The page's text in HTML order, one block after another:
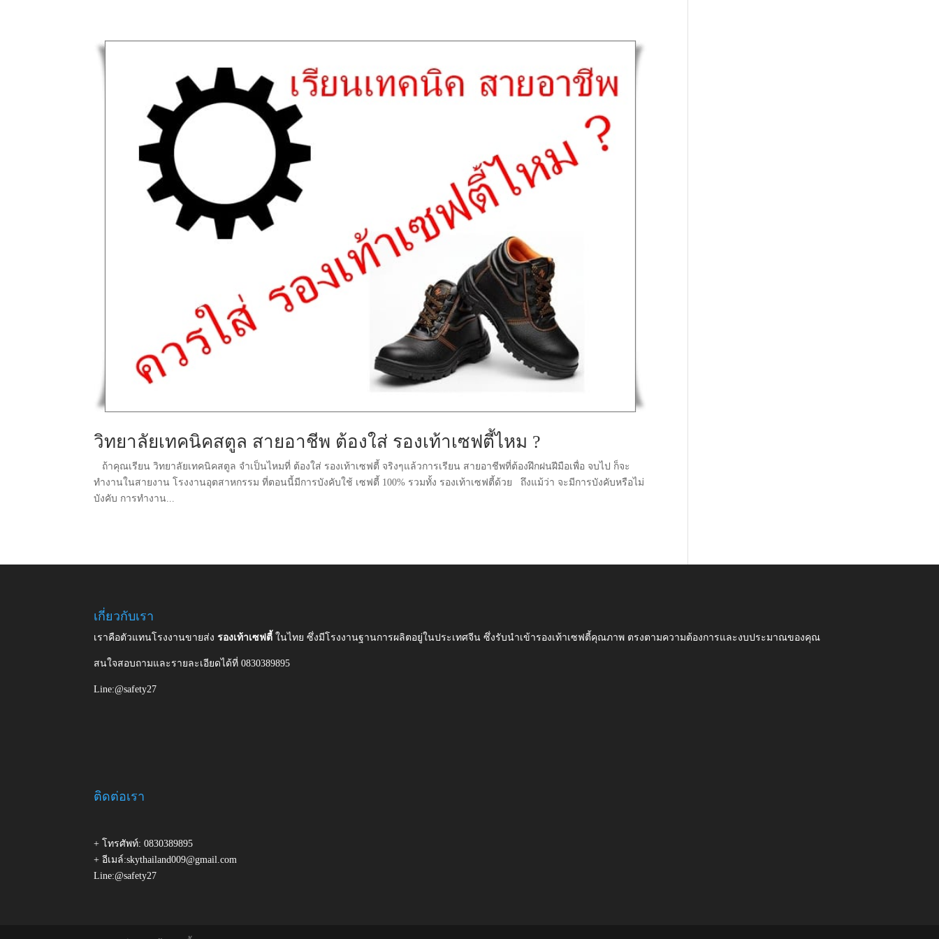
วิทยาลัยเทคนิคสตูล สายอาชีพ ต้องใส่ รองเท้าเซฟตี้ไหม ?
ถ้าคุณเรียน วิทยาลัยเทคนิคสตูล จำเป็นไหมที่ ต้องใส่ รองเท้าเซฟตี้ จริงๆแล้วการเรียน สายอาชีพที่ต้องฝึกฝนฝีมือเพื่อ จบไป ก็จะ
ทำงานในสายงาน โรงงานอุตสาหกรรม ที่ตอนนี้มีการบังคับใช้ เซฟตี้ 100% รวมทั้ง รองเท้าเซฟตี้ด้วย ถึงแม้ว่า จะมีการบังคับหรือไม่
บังคับ การทำงาน...
เกี่ยวกับเรา
เราคือตัวแทนโรงงานขายส่งรองเท้าเซฟตี้ในไทย ซึ่งมีโรงงานฐานการผลิตอยู่ในประเทศจีน ซึ่งรับนำเข้ารองเท้าเซฟตี้คุณภาพ ตรงตามความต้องการและงบประมาณของคุณ
สนใจสอบถามและรายละเอียดได้ที่ 0830389895
Line:@safety27
ติดต่อเรา
+ โทรศัพท์: 0830389895
+ อีเมล์:skythailand009@gmail.com
Line:@safety27